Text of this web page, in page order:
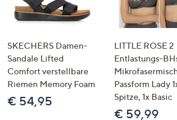
Geräten
links
bzw.
rechts,
um
diese
SKECHERS Damen-
Sandale Lifted
Comfort verstellbare
Riemen Memory Foam
€ 54,95
LITTLE ROSE 2
Entlastungs-
Passform Lady
Spitze, 1x Basic
€ 59,99